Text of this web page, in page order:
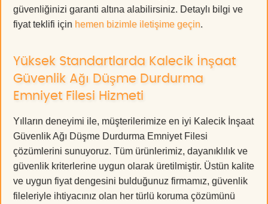
güvenliğinizi garanti altına alabilirsiniz. Detaylı bilgi ve
fiyat teklifi için hemen bizimle iletişime geçin.
Yüksek Standartlarda Kalecik İnşaat
Güvenlik Ağı Düşme Durdurma
Emniyet Filesi Hizmeti
Yılların deneyimi ile, müşterilerimize en iyi Kalecik İnşaat
Güvenlik Ağı Düşme Durdurma Emniyet Filesi
çözümlerini sunuyoruz. Tüm ürünlerimiz, dayanıklılık ve
güvenlik kriterlerine uygun olarak üretilmiştir. Üstün kalite
ve uygun fiyat dengesini bulduğunuz firmamız, güvenlik
fileleriyle ihtiyacınız olan her türlü koruma çözümünü